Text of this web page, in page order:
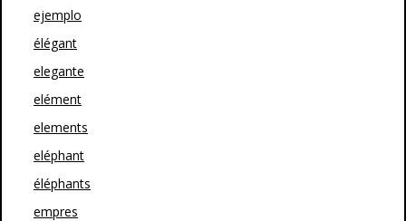
ejemplo
élégant
elegante
elément
elements
eléphant
éléphants
empres